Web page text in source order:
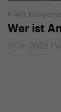
# Wir
Wer ist
21. 5. 2022 |